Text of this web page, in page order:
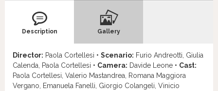
Description Gallery
Director: Paola Cortellesi • Scenario: Furio Andreotti, Giulia
Calenda, Paola Cortellesi • Camera: Davide Leone • Cast:
Paola Cortellesi, Valerio Mastandrea, Romana Maggiora
Vergano, Emanuela Fanelli, Giorgio Colangeli, Vinicio